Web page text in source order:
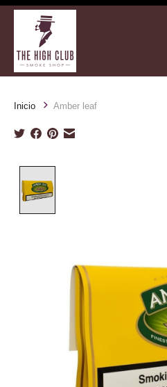
Inicio Amber leaf